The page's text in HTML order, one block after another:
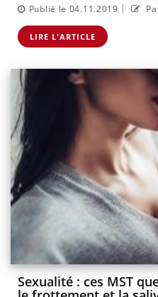
Publié le 04.11.2019 |
LIRE L'ARTICLE
Sexualité : ces MST